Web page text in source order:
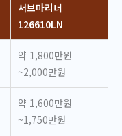
서브마리너
126610LN
약 1,800만원
~2,000만원
약 1,600만원
~1,750만원